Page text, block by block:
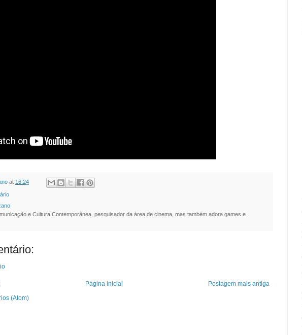
at 16:24
e Cultura Contemporânea, pesquisador da área de cinema, mas também adora games e
Postagem mais antiga
Página inicial
(Atom)